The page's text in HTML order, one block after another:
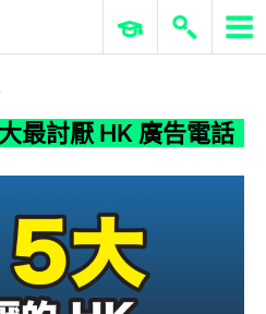
5 大最討厭 HK 廣告電話
ERP 與商業 AI
最討厭 HK 廣告電話